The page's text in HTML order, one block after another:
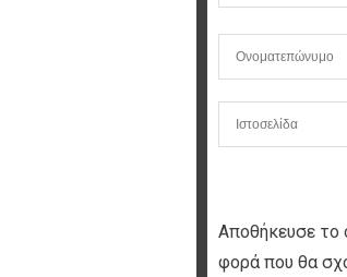
Αποθήκευσε το
φορά που θα